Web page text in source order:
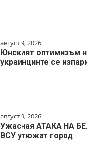
август 9, 2026
Юнският оптимизъм
украинцинте се
август 9, 2026
Ужасная АТАКА НА
ВСУ утюжат город